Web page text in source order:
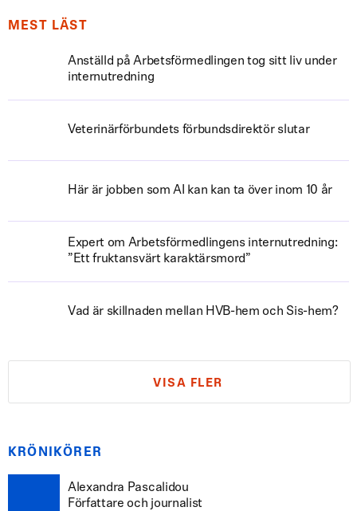
MEST LÄST
Anställd på Arbetsförmedlingen tog sitt liv under
internutredning
Veterinärförbundets förbundsdirektör slutar
Här är jobben som AI kan kan ta över inom 10 år
Expert om Arbetsförmedlingens internutredning:
”Ett fruktansvärt karaktärsmord”
Vad är skillnaden mellan HVB-hem och Sis-hem?
VISA FLER
KRÖNIKÖRER
Alexandra Pascalidou
Författare och journalist